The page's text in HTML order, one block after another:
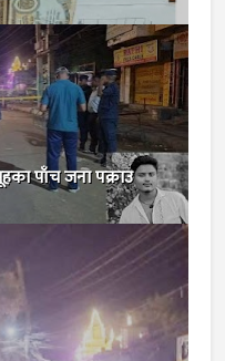
पाँच जना पक्राउ